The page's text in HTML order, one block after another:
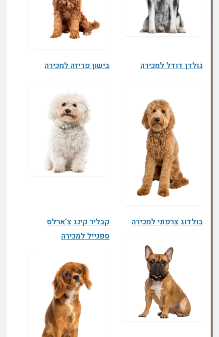
גולדן דודל למכירה בישון פריזה למכירה
בולדוג צרפתי למכירה
קבליר קינג צ'ארלס
ספנייל למכירה